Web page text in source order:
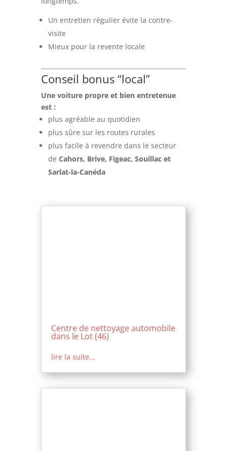
Un entretien régulier évite la contre-
visite
Mieux pour la revente locale
Conseil bonus “local”
Une voiture propre et bien entretenue
est :
plus agréable au quotidien
plus sûre sur les routes rurales
plus facile à revendre dans le secteur
de Cahors, Brive, Figeac, Souillac et
Sarlat-la-Canéda
Centre de nettoyage automobile
dans le Lot (46)
lire la suite...